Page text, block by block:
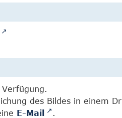
des Bildes in einem
E-Mail
.